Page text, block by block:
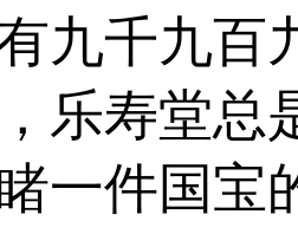
九千九百
乐寿堂总
一件国宝